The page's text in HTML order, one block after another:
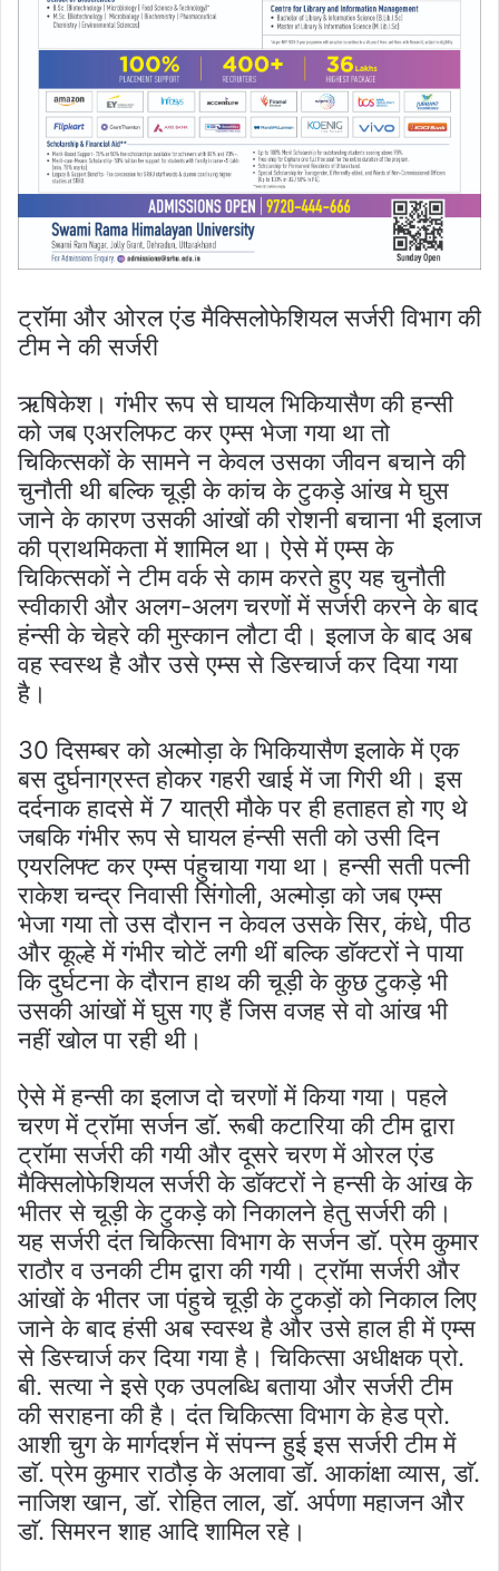
ट्राॅमा और ओरल एंड मैक्सिलोफेशियल सर्जरी विभाग की
टीम ने की सर्जरी
ऋषिकेश। गंभीर रूप से घायल भिकियासैण की हन्सी
को जब एअरलिफट कर एम्स भेजा गया था तो
चिकित्सकों के सामने न केवल उसका जीवन बचाने की
चुनौती थी बल्कि चूड़ी के कांच के टुकड़े आंख मे घुस
जाने के कारण उसकी आंखों की रोशनी बचाना भी इलाज
की प्राथमिकता में शामिल था। ऐसे में एम्स के
चिकित्सकों ने टीम वर्क से काम करते हुए यह चुनौती
स्वीकारी और अलग-अलग चरणों में सर्जरी करने के बाद
हंन्सी के चेहरे की मुस्कान लौटा दी। इलाज के बाद अब
वह स्वस्थ है और उसे एम्स से डिस्चार्ज कर दिया गया
है।
30 दिसम्बर को अल्मोड़ा के भिकियासैण इलाके में एक
बस दुर्घनाग्रस्त होकर गहरी खाई में जा गिरी थी। इस
दर्दनाक हादसे में 7 यात्री मौके पर ही हताहत हो गए थे
जबकि गंभीर रूप से घायल हंन्सी सती को उसी दिन
एयरलिफ्ट कर एम्स पंहुचाया गया था। हन्सी सती पत्नी
राकेश चन्द्र निवासी सिंगोली, अल्मोड़ा को जब एम्स
भेजा गया तो उस दौरान न केवल उसके सिर, कंधे, पीठ
और कूल्हे में गंभीर चोटें लगी थीं बल्कि डाॅक्टरों ने पाया
कि दुर्घटना के दौरान हाथ की चूड़ी के कुछ टुकड़े भी
उसकी आंखों में घुस गए हैं जिस वजह से वो आंख भी
नहीं खोल पा रही थी।
ऐसे में हन्सी का इलाज दो चरणों में किया गया। पहले
चरण में ट्राॅमा सर्जन डाॅ. रूबी कटारिया की टीम द्वारा
ट्राॅमा सर्जरी की गयी और दूसरे चरण में ओरल एंड
मैक्सिलोफेशियल सर्जरी के डाॅक्टरों ने हन्सी के आंख के
भीतर से चूड़ी के टुकड़े को निकालने हेतु सर्जरी की।
यह सर्जरी दंत चिकित्सा विभाग के सर्जन डाॅ. प्रेम कुमार
राठौर व उनकी टीम द्वारा की गयी। ट्राॅमा सर्जरी और
आंखों के भीतर जा पंहुचे चूड़ी के टुकड़ों को निकाल लिए
जाने के बाद हंसी अब स्वस्थ है और उसे हाल ही में एम्स
से डिस्चार्ज कर दिया गया है। चिकित्सा अधीक्षक प्रो.
बी. सत्या ने इसे एक उपलब्धि बताया और सर्जरी टीम
की सराहना की है। दंत चिकित्सा विभाग के हेड प्रो.
आशी चुग के मार्गदर्शन में संपन्न हुई इस सर्जरी टीम में
डाॅ. प्रेम कुमार राठौड़ के अलावा डॉ. आकांक्षा व्यास, डाॅ.
नाजिश खान, डाॅ. रोहित लाल, डाॅ. अर्पणा महाजन और
डाॅ. सिमरन शाह आदि शामिल रहे।